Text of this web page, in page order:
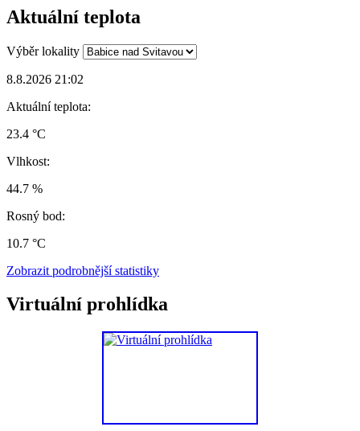
Aktuální teplota
Výběr lokality
8.8.2026 21:02
Aktuální teplota:
23.4 °C
Vlhkost:
44.7 %
Rosný bod:
10.7 °C
Zobrazit podrobnější statistiky
Virtuální prohlídka